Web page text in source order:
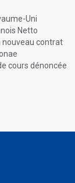
Uni
Netto
nouveau contrat
cours dénoncée